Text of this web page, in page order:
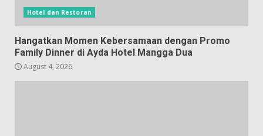
Hotel dan Restoran
Hangatkan Momen Kebersamaan dengan Promo
Family Dinner di Ayda Hotel Mangga Dua
August 4, 2026